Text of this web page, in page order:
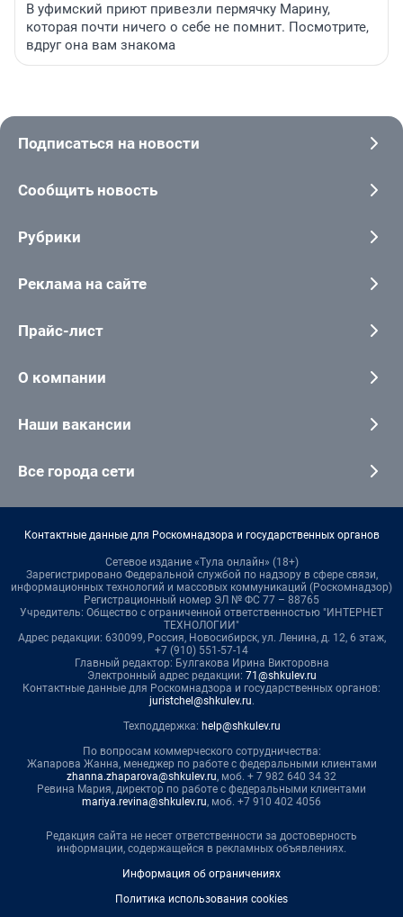
В уфимский приют привезли пермячку Марину,
которая почти ничего о себе не помнит. Посмотрите,
вдруг она вам знакома
Подписаться на новости
Сообщить новость
Рубрики
Реклама на сайте
Прайс-лист
О компании
Наши вакансии
Все города сети
Контактные данные для Роскомнадзора и государственных органов
Сетевое издание «Тула онлайн» (18+)
Зарегистрировано Федеральной службой по надзору в сфере связи,
информационных технологий и массовых коммуникаций (Роскомнадзор)
Регистрационный номер ЭЛ № ФС 77 – 88765
Учредитель: Общество с ограниченной ответственностью "ИНТЕРНЕТ
ТЕХНОЛОГИИ"
Адрес редакции: 630099, Россия, Новосибирск, ул. Ленина, д. 12, 6 этаж,
+7 (910) 551-57-14
Главный редактор: Булгакова Ирина Викторовна
Электронный адрес редакции: 71@shkulev.ru
Контактные данные для Роскомнадзора и государственных органов:
juristchel@shkulev.ru.
Техподдержка: help@shkulev.ru
По вопросам коммерческого сотрудничества:
Жапарова Жанна, менеджер по работе с федеральными клиентами
zhanna.zhaparova@shkulev.ru, моб. + 7 982 640 34 32
Ревина Мария, директор по работе с федеральными клиентами
mariya.revina@shkulev.ru, моб. +7 910 402 4056
Редакция сайта не несет ответственности за достоверность
информации, содержащейся в рекламных объявлениях.
Информация об ограничениях
Политика использования cookies